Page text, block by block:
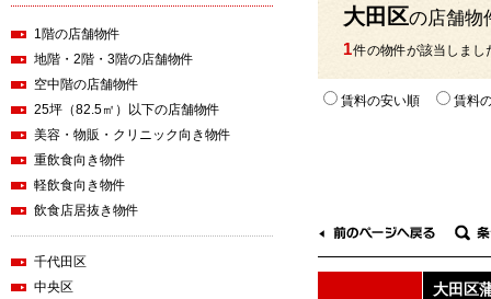
大田区の店舗物
1件の物件が該当しまし
賃料の安い順 賃料
大田区
1階の店舗物件
地階・2階・3階の店舗物件
空中階の店舗物件
25坪（82.5㎡）以下の店舗物件
美容・物販・クリニック向き物件
重飲食向き物件
軽飲食向き物件
飲食店居抜き物件
千代田区
中央区